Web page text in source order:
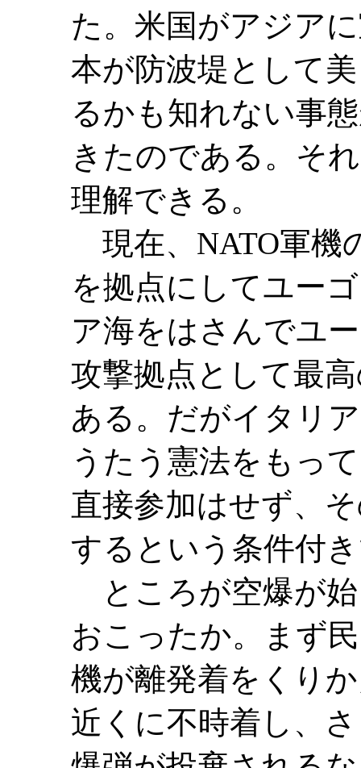
た。米国がアジア
本が防波堤として
るかも知れない事
きたのである。そ
理解できる。
現在、NATO軍機
を拠点にしてユー
ア海をはさんでユ
攻撃拠点として最
ある。だがイタリ
うたう憲法をもっ
直接参加はせず、
するという条件付
ところが空爆が
おこったか。まず
機が離発着をくり
近くに不時着し、